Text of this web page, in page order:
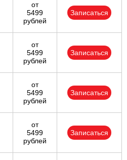
от
5499
рублей
Записаться
от
5499
рублей
Записаться
от
5499
рублей
Записаться
от
5499
рублей
Записаться